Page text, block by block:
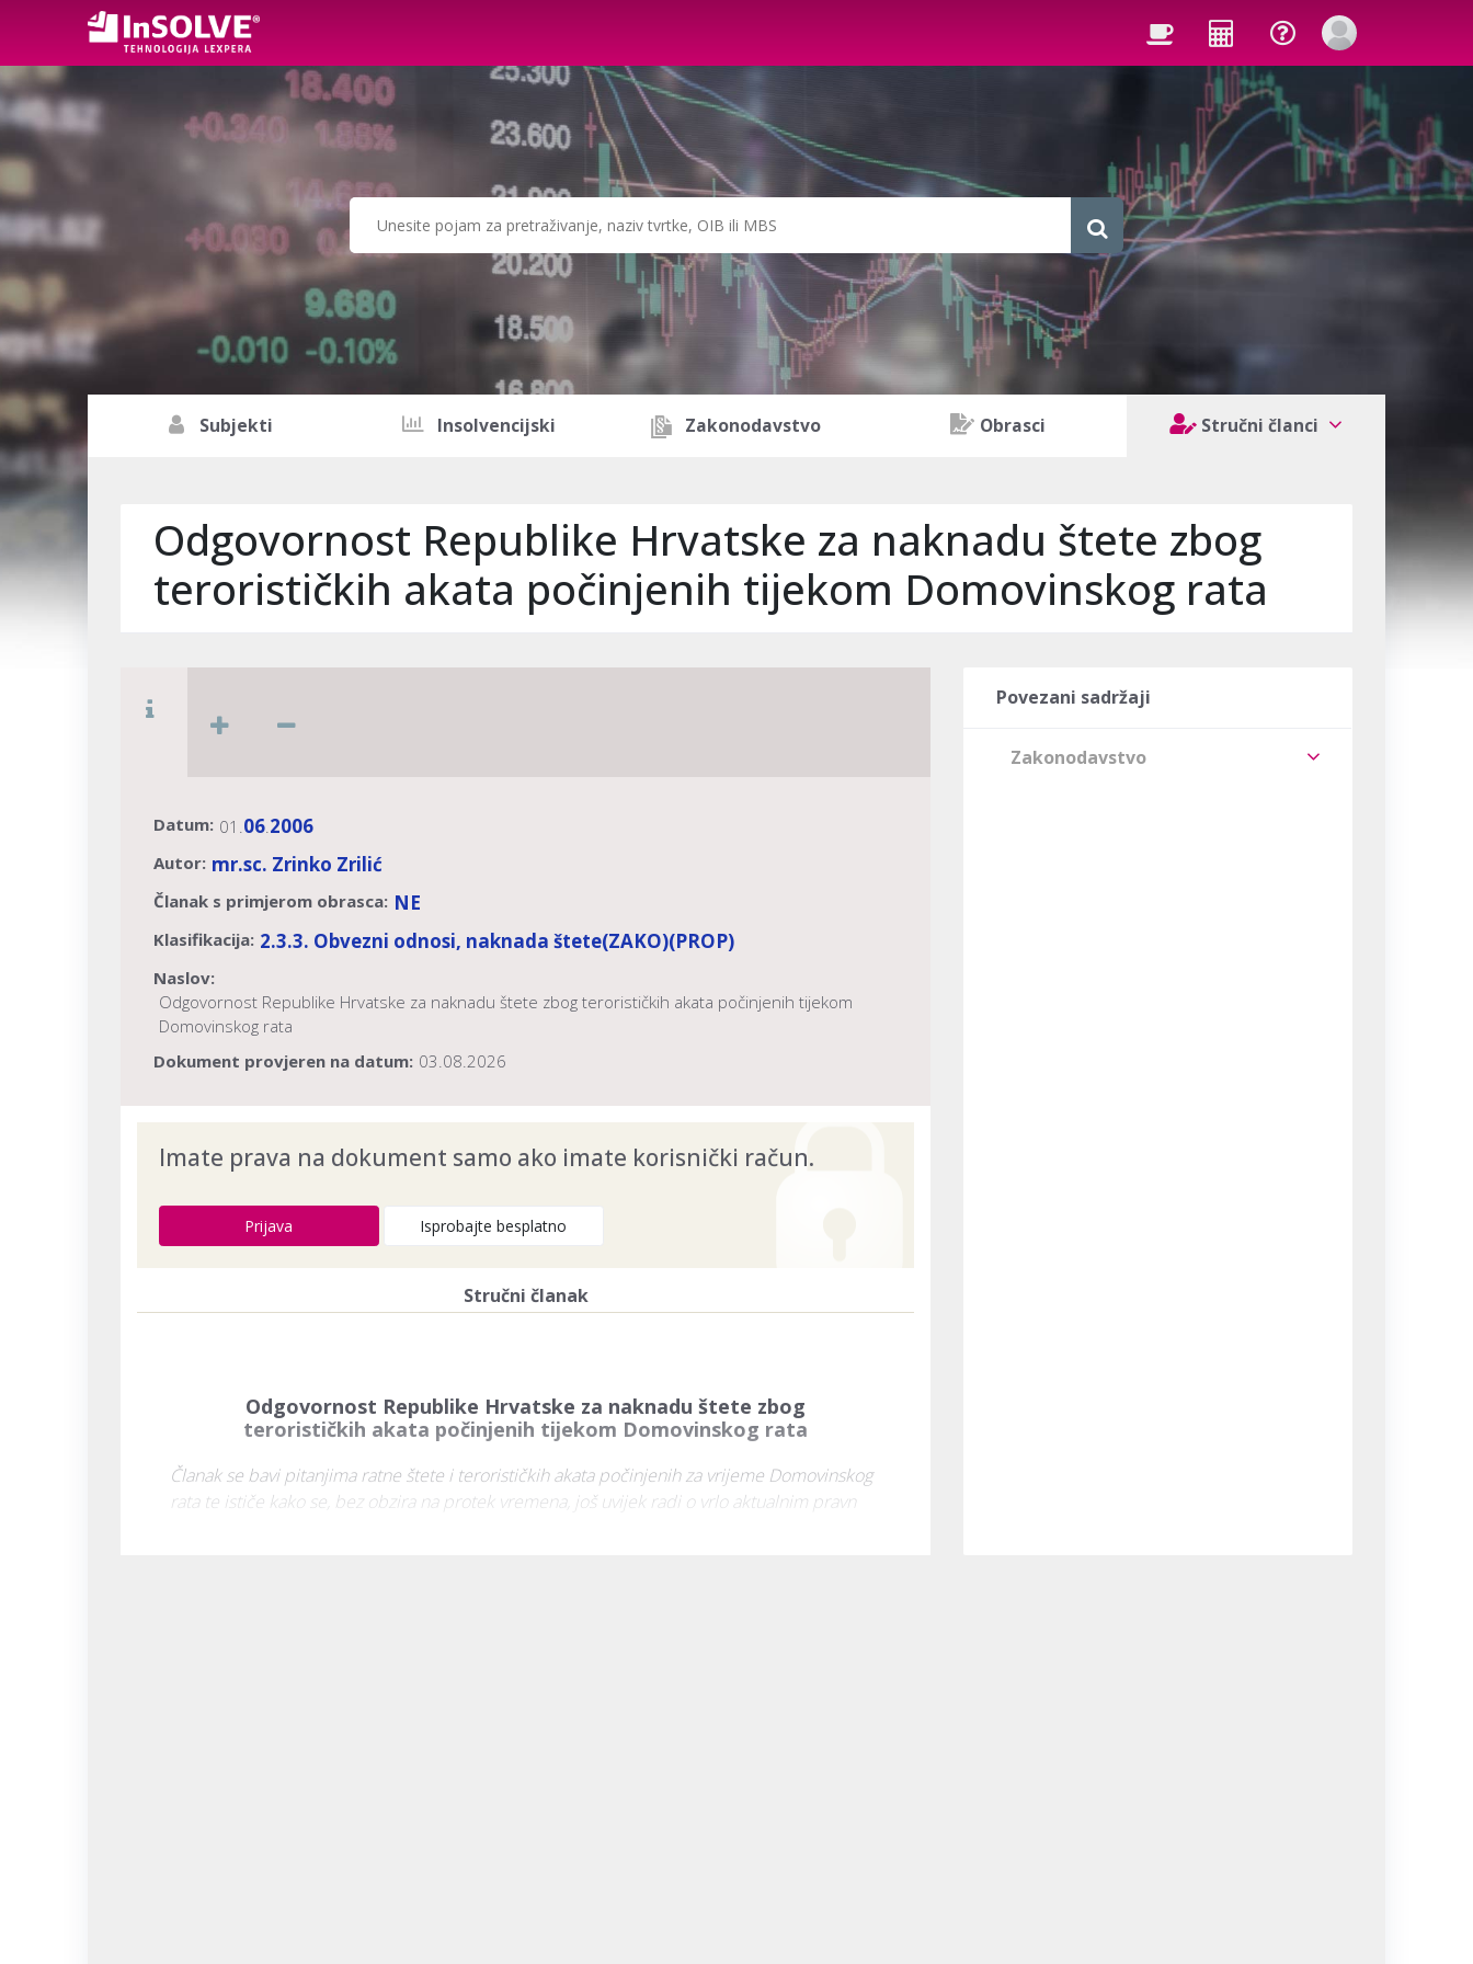
Subjekti Insolvencijski Zakonodavstvo Obrasci Stručni članci
Odgovornost Republike Hrvatske za naknadu štete zbog
terorističkih akata počinjenih tijekom Domovinskog rata
Datum: 01.06.2006
Autor: mr.sc. Zrinko Zrilić
Članak s primjerom obrasca: NE
Klasifikacija: 2.3.3. Obvezni odnosi, naknada štete(ZAKO)(PROP)
Naslov:
Odgovornost Republike Hrvatske za naknadu štete zbog terorističkih akata počinjenih tijekom
Domovinskog rata
Dokument provjeren na datum: 03.08.2026
Imate prava na dokument samo ako imate korisnički račun.
Prijava Isprobajte besplatno
Stručni članak
Odgovornost Republike Hrvatske za naknadu štete zbog
terorističkih akata počinjenih tijekom Domovinskog rata
Članak se bavi pitanjima ratne štete i terorističkih akata počinjenih za vrijeme Domovinskog
rata te ističe kako se, bez obzira na protek vremena, još uvijek radi o vrlo aktualnim pravn
Povezani sadržaji
Zakonodavstvo